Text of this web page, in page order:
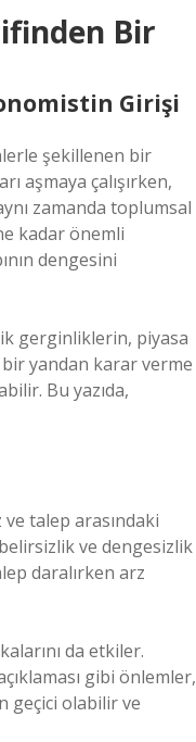
Bir
Girişi
şekillenen bir
aşmaya çalışırken,
zamanda toplumsal
kadar önemli
dengesini
gerginliklerin, piyasa
yandan karar verme
Bu yazıda,
talep arasındaki
ve dengesizlik
daralırken arz
da etkiler.
gibi önlemler,
geçici olabilir ve